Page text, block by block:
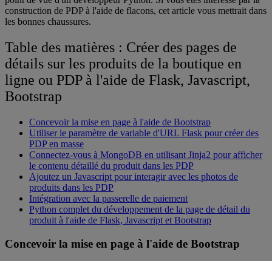
construction de PDP à l'aide de flacons, cet article vous mettrait dans
les bonnes chaussures.
Table des matières : Créer des pages de
détails sur les produits de la boutique en
ligne ou PDP à l'aide de Flask, Javascript,
Bootstrap
Concevoir la mise en page à l'aide de Bootstrap
Utiliser le paramètre de variable d'URL Flask pour créer des
PDP en masse
Connectez-vous à MongoDB en utilisant Jinja2 pour afficher
le contenu détaillé du produit dans les PDP
Ajoutez un Javascript pour interagir avec les photos de
produits dans les PDP
Intégration avec la passerelle de paiement
Python complet du développement de la page de détail du
produit à l'aide de Flask, Javascript et Bootstrap
Concevoir la mise en page à l'aide de Bootstrap